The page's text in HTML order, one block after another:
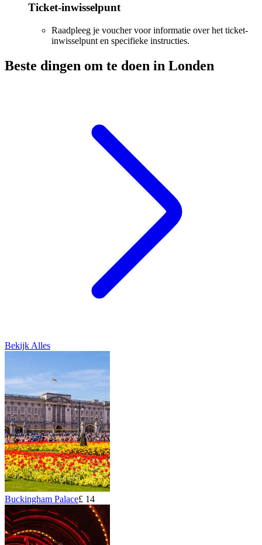
Ticket-inwisselpunt
Raadpleeg je voucher voor informatie over het ticket-
inwisselpunt en specifieke instructies.
Beste dingen om te doen in Londen
Bekijk Alles
Buckingham Palace£ 14